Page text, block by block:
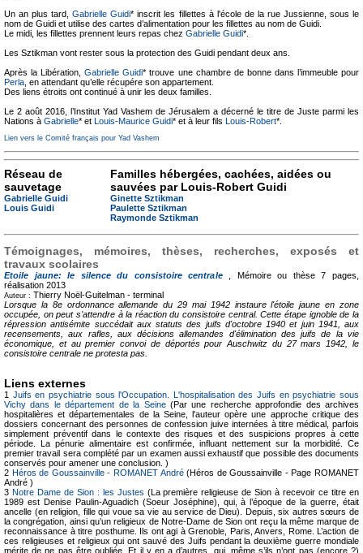
Un an plus tard,Gabrielle Guidi* inscrit les fillettes à l'école de la rue Jussienne, sous le
nom de Guidi et utilise des cartes d’alimentation pour les fillettes au nom de Guidi.
Le midi, les fillettes prennent leurs repas chez Gabrielle Guidi*.
Les Sztikman vont rester sous la protection des Guidi pendant deux ans.
Après la Libération,Gabrielle Guidi* trouve une chambre de bonne dans l’immeuble pour
Perla , en attendant qu’elle récupére son appartement.
Des liens étroits ont continué à unir les deux familles.
Le 2 août 2016, l’Institut Yad Vashem de Jérusalem a décerné le titre de Juste parmi les
Nations à Gabrielle* et Louis-Maurice Guidi* et à leur fils Louis-Robert*.
Lien vers le Comité français pour Yad Vashem
Réseau de
sauvetage
Gabrielle Guidi
Louis Guidi
Familles hébergées, cachées, aidées ou
sauvées par Louis-Robert Guidi
Ginette Sztikman
Paulette Sztikman
Raymonde Sztikman
Témoignages, mémoires, thèses, recherches, exposés et
travaux scolaires
Etoile jaune: le silence du consistoire centrale, Mémoire ou thèse
7 pages,
réalisation 2013
Auteur : Thierry Noël-Guitelman - terminal
Lorsque la 8e ordonnance allemande du 29 mai 1942 instaure l'étoile jaune en zone
occupée, on peut s'attendre à la réaction du consistoire central. Cette étape ignoble de la
répression antisémite succédait aux statuts des juifs d'octobre 1940 et juin 1941, aux
recensements, aux rafles, aux décisions allemandes d'élimination des juifs de la vie
économique, et au premier convoi de déportés pour Auschwitz du 27 mars 1942, le
consistoire centrale ne protesta pas.
Liens externes
1 Juifs en psychiatrie sous l'Occupation. L'hospitalisation des Juifs en psychiatrie sous
Vichy dans le département de la Seine (Par une recherche approfondie des archives
hospitalières et départementales de la Seine, l'auteur opère une approche critique des
dossiers concernant des personnes de confession juive internées à titre médical, parfois
simplement préventif dans le contexte des risques et des suspicions propres à cette
période. La pénurie alimentaire est confirmée, influant nettement sur la morbidité. Ce
premier travail sera complété par un examen aussi exhaustif que possible des documents
conservés pour amener une conclusion. )
2 Héros de Goussainville - ROMANET André(Héros de Goussainville - Page ROMANET
André )
3 Notre Dame de Sion : les Justes (La première religieuse de Sion à recevoir ce titre en
1989 est Denise Paulin-Aguadich (Soeur Joséphine), qui, à l’époque de la guerre, était
ancelle (en religion, fille qui voue sa vie au service de Dieu). Depuis, six autres sœurs de
la congrégation, ainsi qu’un religieux de Notre-Dame de Sion ont reçu la même marque de
reconnaissance à titre posthume. Ils ont agi à Grenoble, Paris, Anvers, Rome. L’action de
ces religieuses et religieux qui ont sauvé des Juifs pendant la deuxième guerre mondiale
mérite de ne pas être oubliée. Et il y en a d’autres, qui, même s’ils n’ont pas (encore ?)